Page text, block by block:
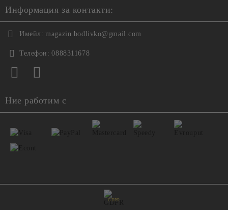
Информация за контакти:
Имейл: magazin.bodlivko@gmail.com
Телефон: 0888311678
Ние работим с
GDPR